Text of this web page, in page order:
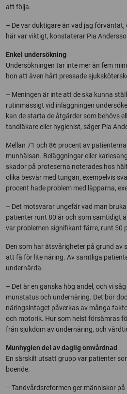
att följa.
– De var duktigare än vad jag
här var viktigt, konstaterar Pia
Enkel undersökning
Undersökningen tar inte mer än fem
hon att även hårt pressade
– Meningen är inte att de ska kunna
rutinmässigt vid inläggningen
kan de starta de åtgärder som behövs
tandläkare eller hygienist, säger Pia
Mellan 71 och 86 procent av
munhälsan. Beläggningar eller
skador på proteserna noterades hos
olika besvär med tungan, exempelvis
procent hade problem med läpparna,
– Det motsvarar ungefär vad man
patienter runt 80 år och som samtidigt
var problemen signifikant färre, runt 50
Den som har ätsvårigheter på grund av
att få för lite näring. Av samtliga
undernärda.
– Det är en ganska hög andel, och vi
munstatus och undernäring. Det bör
näringsintaget påverkas av många
och motorik. Hur som helst försämras
från sjukdom av undernäring, och
Munhygien del av daglig omvårdnad
En särskilt utsatt grupp var patienter
boende.
– Tandvårdsreformen ger människor på